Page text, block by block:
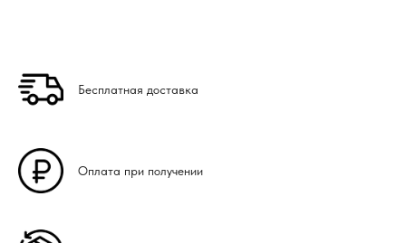
Бесплатная доставка
Оплата при получении